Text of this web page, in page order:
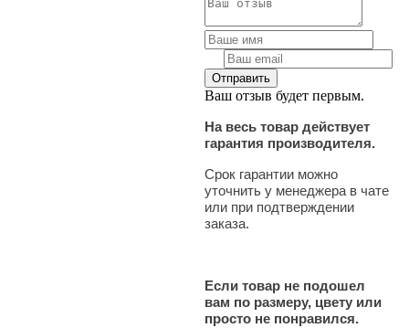
Ваш отзыв будет первым.
На весь товар действует
гарантия производителя.
Срок гарантии можно
уточнить у менеджера в чате
или при подтверждении
заказа.
Если товар не подошел
вам по размеру, цвету или
просто не понравился.